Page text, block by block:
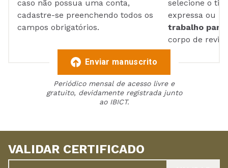
caso não possua uma conta,
cadastre-se preenchendo todos os
campos obrigatórios.
selecione o
expressa ou
trabalho para
corpo de
Enviar manuscrito
Periódico mensal de acesso livre e
gratuito, devidamente registrada junto
ao IBICT.
VALIDAR CERTIFICADO